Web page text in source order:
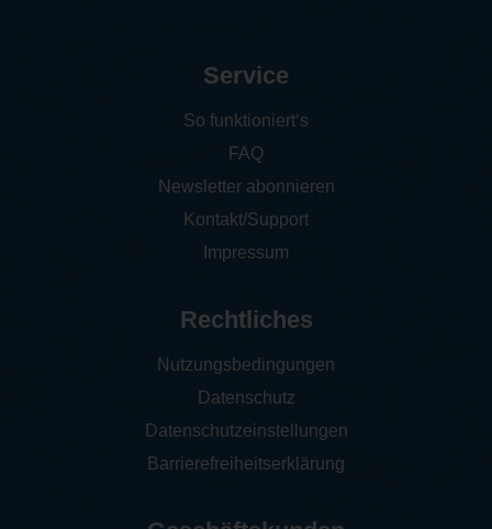
Service
So funktioniert‘s
FAQ
Newsletter abonnieren
Kontakt/Support
Impressum
Rechtliches
Nutzungsbedingungen
Datenschutz
Datenschutzeinstellungen
Barrierefreiheitserklärung